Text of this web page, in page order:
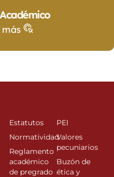
Estatutos
Normatividad
Reglamento
académico
de pregrado
PEI
Valores
pecuniarios
Buzón de
ética y